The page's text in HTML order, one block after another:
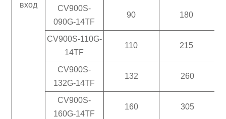
вход
CV900S-
090G-14TF
90 180
CV900S-110G-
14TF
110 215
CV900S-
132G-14TF
132 260
CV900S-
160G-14TF
160 305